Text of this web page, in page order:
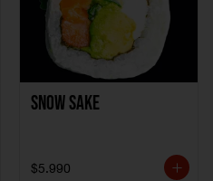
Snow Sake
$5.990